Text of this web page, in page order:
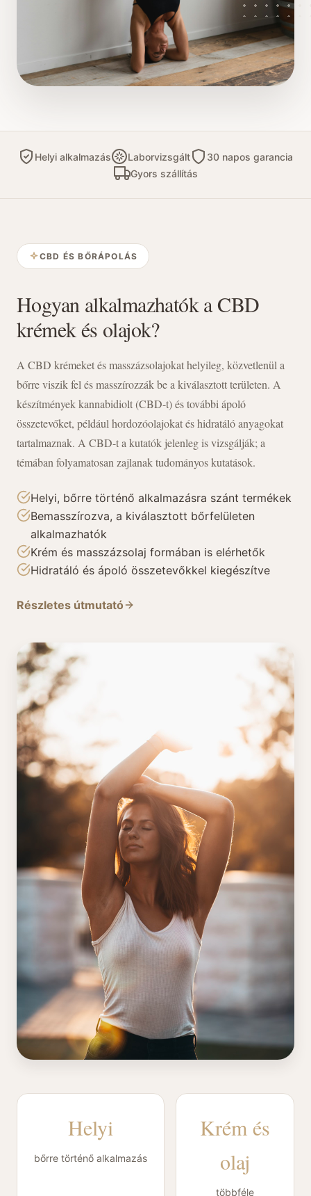
Helyi alkalmazás Laborvizsgált
30 napos garancia
Gyors szállítás
CBD ÉS BŐRÁPOLÁS
Hogyan alkalmazhatók a CBD
krémek és olajok?
A CBD krémeket és masszázsolajokat helyileg, közvetlenül a
bőrre viszik fel és masszírozzák be a kiválasztott területen. A
készítmények kannabidiolt (CBD-t) és további ápoló
összetevőket, például hordozóolajokat és hidratáló anyagokat
tartalmaznak. A CBD-t a kutatók jelenleg is vizsgálják; a
témában folyamatosan zajlanak tudományos kutatások.
Helyi, bőrre történő alkalmazásra szánt termékek
Bemasszírozva, a kiválasztott bőrfelületen
alkalmazhatók
Krém és masszázsolaj formában is elérhetők
Hidratáló és ápoló összetevőkkel kiegészítve
Részletes útmutató
Helyi
bőrre történő alkalmazás
Krém és
olaj
többféle